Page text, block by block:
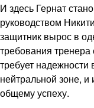
И здесь Гернат
руководством
защитник вырос в
требования
требует надежности
нейтральной зоне,
общему успеху.